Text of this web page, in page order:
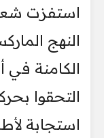
استفزت
النهج
الكامنة في
التحقوا
استجابة